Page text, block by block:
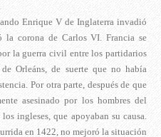
Enrique V de Inglaterra invadió
la corona de Carlos VI. Francia se
la guerra civil entre los partidarios
Orleáns, de suerte que no había
Por otra parte, después de que
asesinado por los hombres del
ingleses, que apoyaban su causa.
en 1422, no mejoró la situación